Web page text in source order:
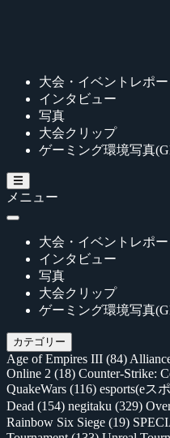
大会・イベントレポー
インタビュー
写真
大会クリップ
ゲーミング環境写真
メニュー
大会・イベントレポー
インタビュー
写真
大会クリップ
ゲーミング環境写真
カテゴリー
Age of Empires III (84)
Online 2 (18) Counter-Strike:
QuakeWars (116) esports(eス
Dead (154) negitaku (329)
Rainbow Six Siege (19)